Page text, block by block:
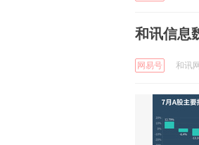
和讯信息
网易号 和讯